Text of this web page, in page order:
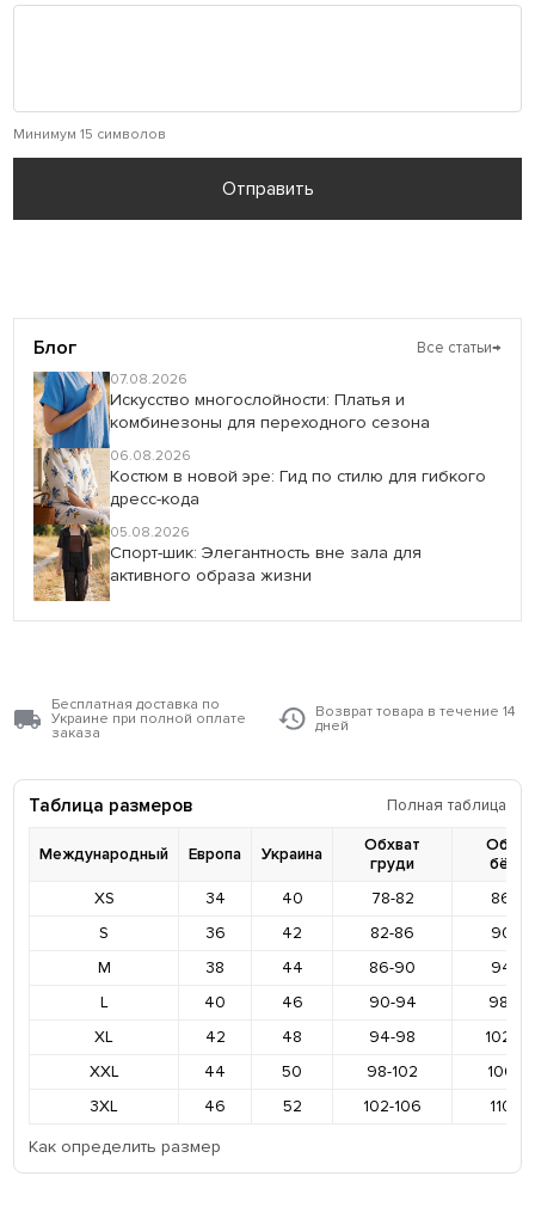
Минимум 15 символов
Отправить
Блог Все статьи→
07.08.2026
Искусство многослойности: Платья и
комбинезоны для переходного сезона
06.08.2026
Костюм в новой эре: Гид по стилю для гибкого
дресс-кода
05.08.2026
Спорт-шик: Элегантность вне зала для
активного образа жизни
Бесплатная доставка по
Украине при полной оплате
заказа
Возврат товара в течение 14
дней
Таблица размеров Полная таблица
Международный Европа Украина
Обхват
груди
XS
34 40 78-82
86-
S
36 42 82-86
90-
M
38 44 86-90
94-
L
40 46 90-94
98-
XL
42 48 94-98
102-
XXL
44 50 98-102
106-
3XL
46 52 102-106
110-
Как определить размер